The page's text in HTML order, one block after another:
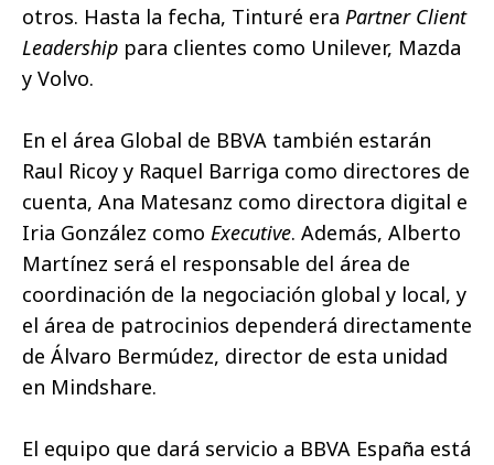
otros. Hasta la fecha, Tinturé era Partner Client
Leadership para clientes como Unilever, Mazda
y Volvo.
En el área Global de BBVA también estarán
Raul Ricoy y Raquel Barriga como directores de
cuenta, Ana Matesanz como directora digital e
Iria González como Executive. Además, Alberto
Martínez será el responsable del área de
coordinación de la negociación global y local, y
el área de patrocinios dependerá directamente
de Álvaro Bermúdez, director de esta unidad
en Mindshare.
El equipo que dará servicio a BBVA España está